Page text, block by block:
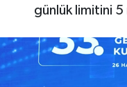
günlük limitini
Genel
Bilim, Teknoloji